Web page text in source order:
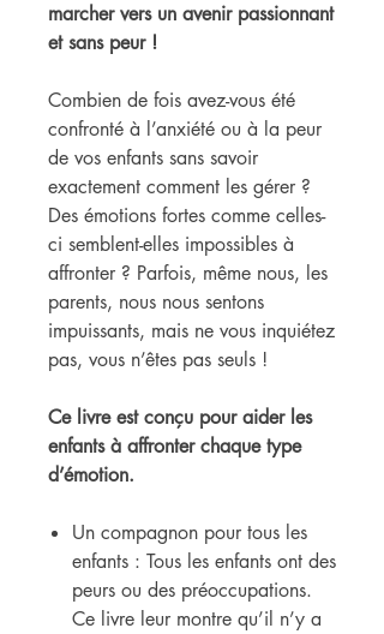
marcher vers un avenir passionnant
et sans peur !
Combien de fois avez-vous été
confronté à l’anxiété ou à la peur
de vos enfants sans savoir
exactement comment les gérer ?
Des émotions fortes comme celles-
ci semblent-elles impossibles à
affronter ? Parfois, même nous, les
parents, nous nous sentons
impuissants, mais ne vous inquiétez
pas, vous n’êtes pas seuls !
Ce livre est conçu pour aider les
enfants à affronter chaque type
d’émotion.
Un compagnon pour tous les
enfants : Tous les enfants ont des
peurs ou des préoccupations.
Ce livre leur montre qu’il n’y a